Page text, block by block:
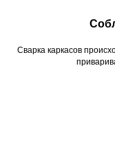
Сварка каркасов